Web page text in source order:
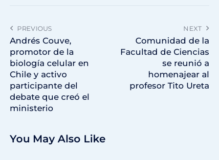
PREVIOUS
Andrés Couve,
promotor de la
biología celular en
Chile y activo
participante del
debate que creó el
ministerio
NEXT
Comunidad de la
Facultad de Ciencias
se reunió a
homenajear al
profesor Tito Ureta
You May Also Like